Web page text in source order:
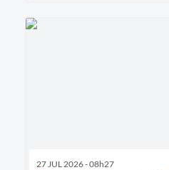
27 JUL 2026 - 08h27